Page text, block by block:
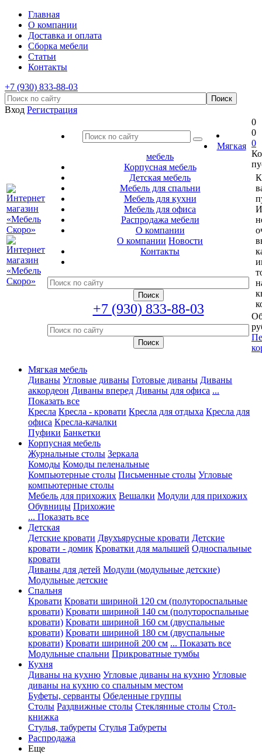
Главная
О компании
Доставка и оплата
Сборка мебели
Статьи
Контакты
+7 (930) 833-88-03
Вход Регистрация
Мягкая
мебель
Корпусная мебель
Детская мебель
Мебель для спальни
Мебель для кухни
Мебель для офиса
Распродажа мебели
О компании
О компании Новости
Контакты
+7 (930) 833-88-03
0
0
0
Мягкая мебель
Диваны Угловые диваны Готовые диваны Диваны
аккордеон Диваны вперед Диваны для офиса ...
Показать все
Кресла Кресла - кровати Кресла для отдыха Кресла для
офиса Кресла-качалки
Пуфики Банкетки
Корпусная мебель
Журнальные столы Зеркала
Комоды Комоды пеленальные
Компьютерные столы Письменные столы Угловые
компьютерные столы
Мебель для прихожих Вешалки Модули для прихожих
Обувницы Прихожие
... Показать все
Детская
Детские кровати Двухъярусные кровати Детские
кровати - домик Кроватки для малышей Односпальные
кровати
Диваны для детей Модули (модульные детские)
Модульные детские
Спальня
Кровати Кровати шириной 120 см (полутороспальные
кровати) Кровати шириной 140 см (полутороспальные
кровати) Кровати шириной 160 см (двуспальные
кровати) Кровати шириной 180 см (двуспальные
кровати) Кровати шириной 200 см ... Показать все
Модульные спальни Прикроватные тумбы
Кухня
Диваны на кухню Угловые диваны на кухню Угловые
диваны на кухню со спальным местом
Буфеты, серванты Обеденные группы
Столы Раздвижные столы Стеклянные столы Стол-
книжка
Стулья, табуреты Стулья Табуреты
Распродажа
Еще